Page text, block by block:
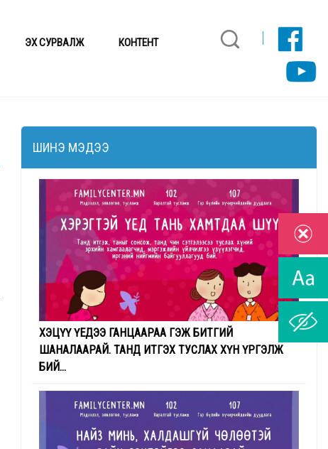
ЭХ СУРВАЛЖ КОНТЕНТ
ШИНЭ МЭДЭЭ
ХЭЦҮҮ ҮЕДЭЭ ГАНЦААРАА ГЭЖ БИТГИЙ
ШАНАЛААРАЙ. ТАНД ИТГЭХ ТУСЛАХ ХҮН ҮРГЭЛЖ
БИЙ...